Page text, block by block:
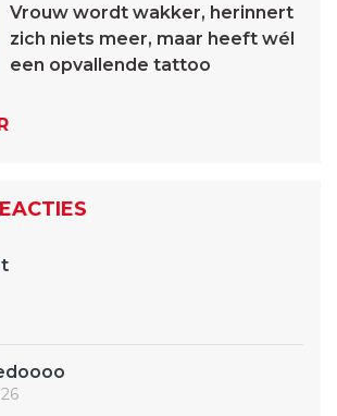
Vrouw wordt wakker, herinnert
zich niets meer, maar heeft wél
een opvallende tattoo